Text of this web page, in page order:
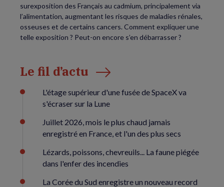
surexposition des Français au cadmium, principalement via
l’alimentation, augmentant les risques de maladies rénales,
osseuses et de certains cancers. Comment expliquer une
telle exposition ? Peut-on encore s’en débarrasser ?
Le fil d’actu
L'étage supérieur d'une fusée de SpaceX va
s'écraser sur la Lune
Juillet 2026, mois le plus chaud jamais
enregistré en France, et l'un des plus secs
Lézards, poissons, chevreuils... La faune piégée
dans l'enfer des incendies
La Corée du Sud enregistre un nouveau record